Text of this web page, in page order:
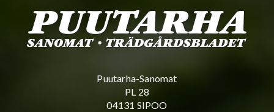
Puutarha-Sanomat
PL 28
04131 SIPOO